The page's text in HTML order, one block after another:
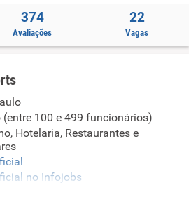
374
Avaliações
22
Vagas
(entre 100 e 499 funcionários)
Hotelaria, Restaurantes e
no Infojobs